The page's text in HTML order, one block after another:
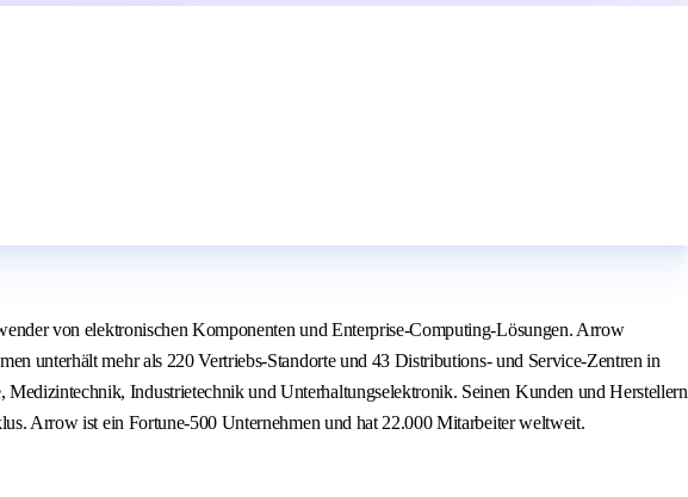
von elektronischen Komponenten und Enterprise-Computing-Lösungen. Arrow
unterhält mehr als 220 Vertriebs-Standorte und 43 Distributions- und Service-Zentren in
Industrietechnik und Unterhaltungselektronik. Seinen Kunden und Herstellern
Arrow ist ein Fortune-500 Unternehmen und hat 22.000 Mitarbeiter weltweit.